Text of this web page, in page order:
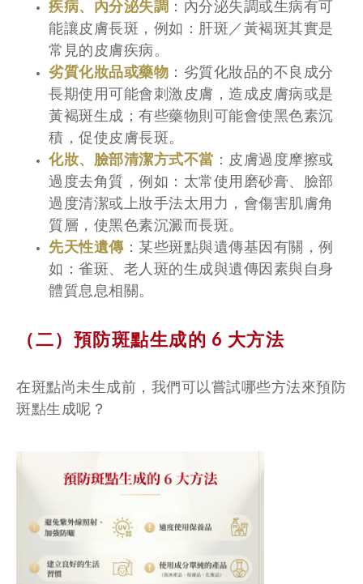
疾病、內分泌失調 ：內分泌失調或生病有可
能讓皮膚長斑，例如：肝斑／黃褐斑其實是
常見的皮膚疾病。
劣質化妝品或藥物 ：劣質化妝品的不良成分
長期使用可能會刺激皮膚，造成皮膚病或是
黃褐斑生成；有些藥物則可能會使黑色素沉
積，促使皮膚長斑。
化妝、臉部清潔方式不當 ：皮膚過度摩擦或
過度去角質，例如：太常使用磨砂膏、臉部
過度清潔或上妝手法太用力，會傷害肌膚角
質層，使黑色素沉澱而長斑。
先天性遺傳：某些斑點與遺傳基因有關，例
如：雀斑、老人斑的生成與遺傳因素與自身
體質息息相關。
（二）預防斑點生成的 6 大方法
在斑點尚未生成前，我們可以嘗試哪些方法來預防
斑點生成呢？